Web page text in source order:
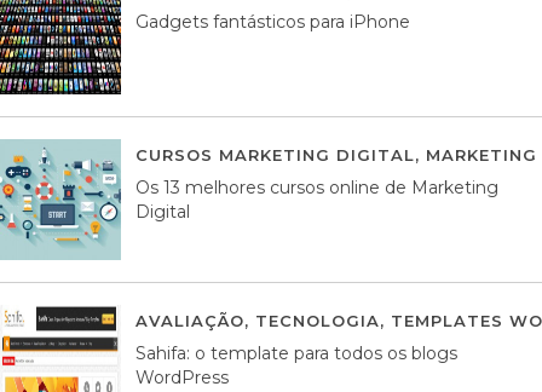
Gadgets fantásticos para iPhone
CURSOS MARKETING DIGITAL,
Os 13 melhores cursos online de Marketing
Digital
AVALIAÇÃO, TECNOLOGIA, TEMPLATES
Sahifa: o template para todos os blogs
WordPress